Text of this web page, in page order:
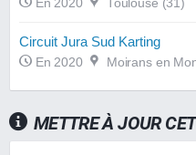
En 2020 Toulouse (31)
Circuit Jura Sud Karting
En 2020 Moirans en
METTRE À JOUR